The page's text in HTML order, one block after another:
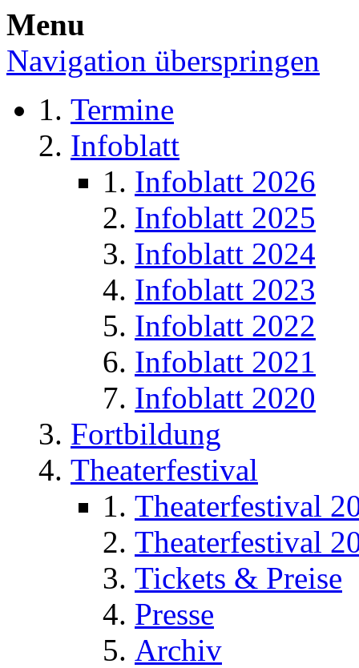
Menu
Navigation überspringen
Termine
Infoblatt
Infoblatt 2026
Infoblatt 2025
Infoblatt 2024
Infoblatt 2023
Infoblatt 2022
Infoblatt 2021
Infoblatt 2020
Fortbildung
Theaterfestival
Theaterfestival
Theaterfestival
Tickets & Preise
Presse
Archiv